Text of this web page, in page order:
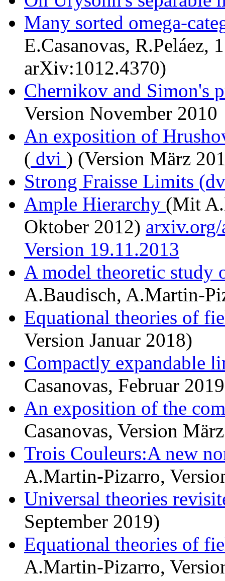
Many sorted omega-
E.Casanovas, R.Peláez,
arXiv:1012.4370)
Chernikov and Simon's
Version November 2010
An exposition of
( dvi ) (Version März
Strong Fraisse Limits
Ample Hierarchy (Mit
Oktober 2012)
Version 19.11.2013
A model theoretic
A.Baudisch, A.Martin-
Equational theories of
Version Januar 2018)
Compactly expandable
Casanovas, Februar
An exposition of the
Casanovas, Version
Trois Couleurs:A new
A.Martin-Pizarro,
Universal theories
September 2019)
Equational theories of
A.Martin-Pizarro,